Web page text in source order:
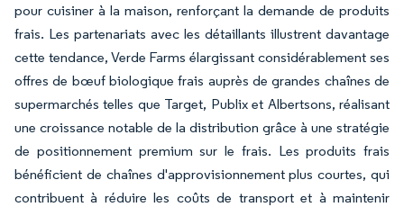
pour cuisiner à la maison, renforçant la demande de produits
frais. Les partenariats avec les détaillants illustrent davantage
cette tendance, Verde Farms élargissant considérablement ses
offres de bœuf biologique frais auprès de grandes chaînes de
supermarchés telles que Target, Publix et Albertsons, réalisant
une croissance notable de la distribution grâce à une stratégie
de positionnement premium sur le frais. Les produits frais
bénéficient de chaînes d'approvisionnement plus courtes, qui
contribuent à réduire les coûts de transport et à maintenir